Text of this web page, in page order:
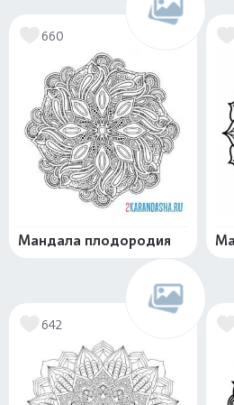
660
Мандала плодородия
642